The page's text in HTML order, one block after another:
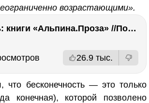
возрастающими».
Что почитать: книги «Альпина.Проза» //Побяржина, Декабрев, Ронжина
26.9 тыс.
что бесконечность — это только
конечная), которой позволено